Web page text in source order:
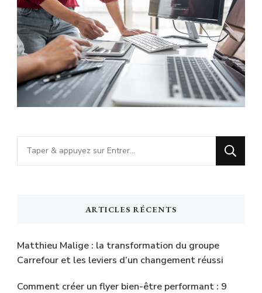
Vous
recherchiez
ARTICLES RÉCENTS
Matthieu Malige : la transformation du groupe
Carrefour et les leviers d’un changement réussi
Comment créer un flyer bien-être performant : 9